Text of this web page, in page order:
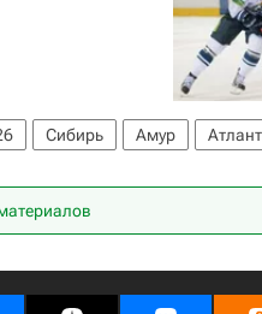
Сибирь Амур
Атлант